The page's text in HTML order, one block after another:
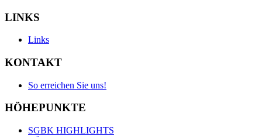
LINKS
Links
KONTAKT
So erreichen Sie uns!
HÖHEPUNKTE
SGBK HIGHLIGHTS